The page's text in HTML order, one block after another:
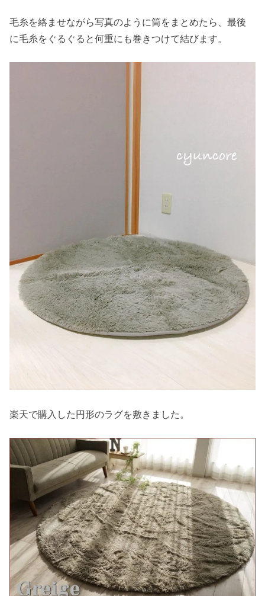
毛糸を絡ませながら写真のように筒をまとめたら、最後
に毛糸をぐるぐると何重にも巻きつけて結びます。
楽天で購入した円形のラグを敷きました。